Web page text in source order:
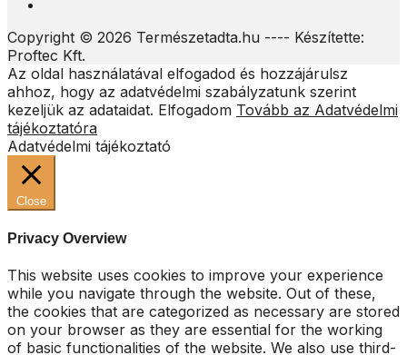
Copyright © 2026 Természetadta.hu ---- Készítette:
Proftec Kft.
Az oldal használatával elfogadod és hozzájárulsz
ahhoz, hogy az adatvédelmi szabályzatunk szerint
kezeljük az adataidat. Elfogadom Tovább az Adatvédelmi
tájékoztatóra
Adatvédelmi tájékoztató
Close
Privacy Overview
This website uses cookies to improve your experience
while you navigate through the website. Out of these,
the cookies that are categorized as necessary are stored
on your browser as they are essential for the working
of basic functionalities of the website. We also use third-